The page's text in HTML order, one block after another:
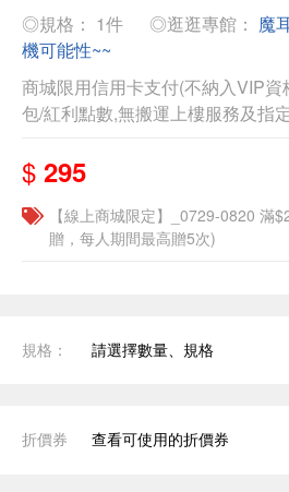
◎規格： 1件 ◎逛逛專館： 魔
機可能性~~
商城限用信用卡支付(不納入VIP
包/紅利點數,無搬運上樓服務及指
$ 295
【線上商城限定】_0729-0820 滿
贈，每人期間最高贈5次)
規格： 請選擇數量、規格
折價券 查看可使用的折價券